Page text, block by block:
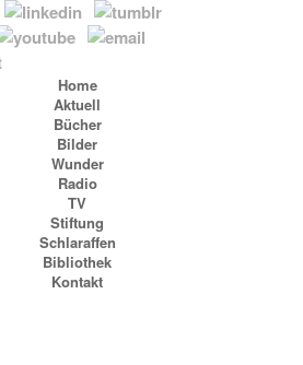
Home
Aktuell
Bücher
Bilder
Wunder
Radio
TV
Stiftung
Schlaraffen
Bibliothek
Kontakt